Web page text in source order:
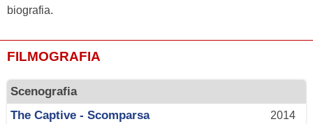
biografia.
FILMOGRAFIA
Scenografia
2014
The Captive - Scomparsa